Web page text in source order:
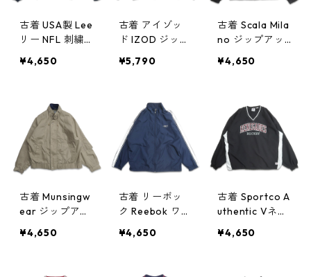
古着 USA製 Lee
リー NFL 刺繍
ムアップジャケ
ネイビー 表
記：XL gd40
9188n w60423
¥4,650
古着 アイゾッ
ド IZOD ジップ
ト ブルゾン ブ
w60423
¥5,790
古着 Scala Mila
no ジップアッ
ブルゾン ブラ
0423
¥4,650
古着 Munsingw
ear ジップアッ
ブルゾン ベー
¥4,650
古着 リーボッ
ク Reebok ワン
プアップジャケ
¥4,650
古着 Sportco A
uthentic Vネッ
ャケット ウォ
¥4,650